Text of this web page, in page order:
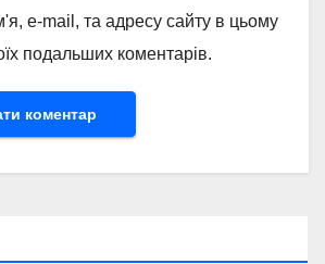
e-mail, та адресу сайту в цьому
подальших коментарів.